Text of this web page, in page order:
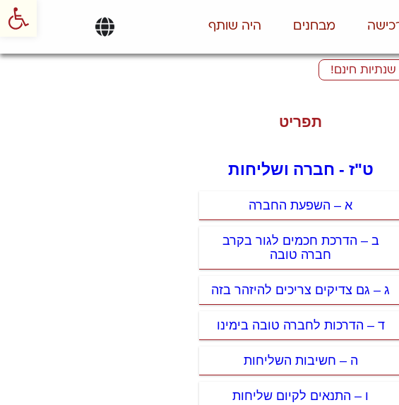
מבחנים היה שותף
חינם!
תפריט
ט"ז - חברה ושליחות
א – השפעת החברה
ב – הדרכת חכמים לגור בקרב
חברה טובה
ג – גם צדיקים צריכים להיזהר בזה
ד – הדרכות לחברה טובה בימינו
ה – חשיבות השליחות
ו – התנאים לקיום שליחות
פתח